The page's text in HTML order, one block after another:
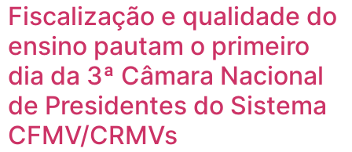
Fiscalização e qualidade do
ensino pautam o primeiro
dia da 3ª Câmara Nacional
de Presidentes do Sistema
CFMV/CRMVs